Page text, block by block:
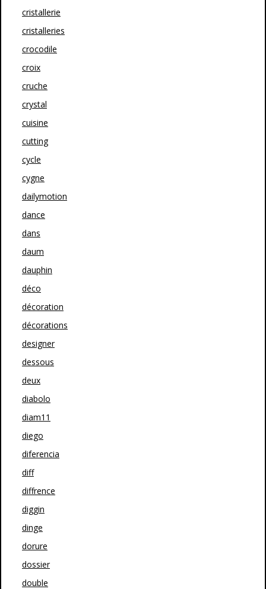
cristallerie
cristalleries
crocodile
croix
cruche
crystal
cuisine
cutting
cycle
cygne
dailymotion
dance
dans
daum
dauphin
déco
décoration
décorations
designer
dessous
deux
diabolo
diam11
diego
diferencia
diff
diffrence
diggin
dinge
dorure
dossier
double